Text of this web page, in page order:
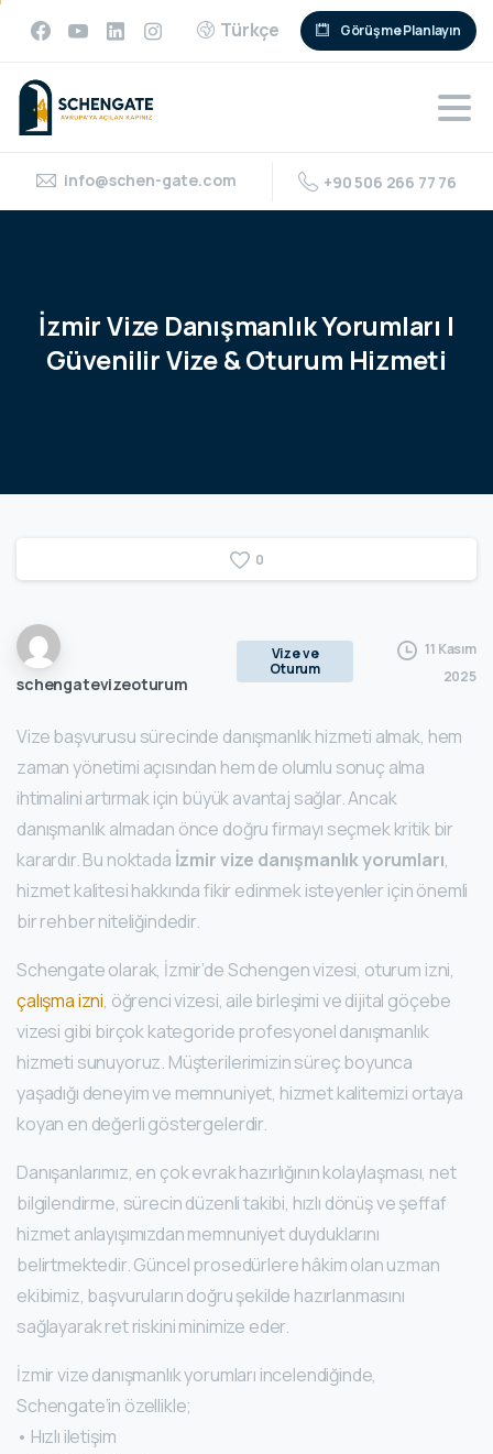
Türkçe Görüşme Planlayın
info@schen-gate.com +90 506 266 77 76
İzmirVize DanışmanlıkYorumları |
GüvenilirVize&Oturum Hizmeti
0
schengatevizeoturum
Vize ve
Oturum
11 Kasım
2025
Vize başvurusu sürecinde danışmanlık hizmeti almak, hem
zaman yönetimi açısından hem de olumlu sonuç alma
ihtimalini artırmak için büyük avantaj sağlar. Ancak
danışmanlık almadan önce doğru firmayı seçmek kritik bir
karardır. Bu noktada İzmir vize danışmanlık yorumları,
hizmet kalitesi hakkında fikir edinmek isteyenler için önemli
bir rehber niteliğindedir.
Schengate olarak, İzmir’de Schengen vizesi, oturum izni,
çalışma izni, öğrenci vizesi, aile birleşimi ve dijital göçebe
vizesi gibi birçok kategoride profesyonel danışmanlık
hizmeti sunuyoruz. Müşterilerimizin süreç boyunca
yaşadığı deneyim ve memnuniyet, hizmet kalitemizi ortaya
koyan en değerli göstergelerdir.
Danışanlarımız, en çok evrak hazırlığının kolaylaşması, net
bilgilendirme, sürecin düzenli takibi, hızlı dönüş ve şeffaf
hizmet anlayışımızdan memnuniyet duyduklarını
belirtmektedir. Güncel prosedürlere hâkim olan uzman
ekibimiz, başvuruların doğru şekilde hazırlanmasını
sağlayarak ret riskini minimize eder.
İzmir vize danışmanlık yorumları incelendiğinde,
Schengate’in özellikle;
• Hızlı iletişim